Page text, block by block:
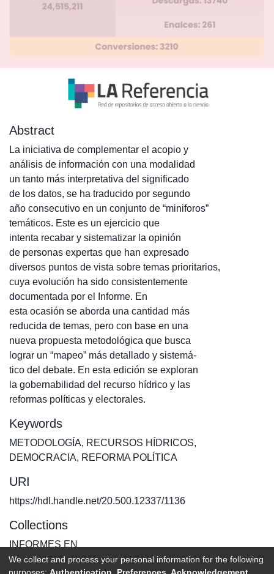
Abstract
La iniciativa de complementar el acopio y
análisis de información con una modalidad
un tanto más interpretativa del significado
de los datos, se ha traducido por segundo
año consecutivo en un conjunto de “miniforos”
temáticos. Este es un ejercicio que
intenta recabar y sistematizar la opinión
de personas expertas que han expresado
diversos puntos de vista sobre temas prioritarios,
cuya evolución ha sido consistentemente
documentada por el Informe. En
esta ocasión se aborda una cantidad más
reducida de temas, pero con base en una
nueva propuesta metodológica que busca
lograr un “mapeo” más detallado y sistemá-
tico del debate. En esta edición se exploran
la gobernabilidad del recurso hídrico y las
reformas políticas y electorales.
Keywords
METODOLOGÍA, RECURSOS HÍDRICOS,
DEMOCRACIA, REFORMA POLÍTICA
URI
https://hdl.handle.net/20.500.12337/1136
Collections
INFORMES EN
We collect and process your personal information for the following